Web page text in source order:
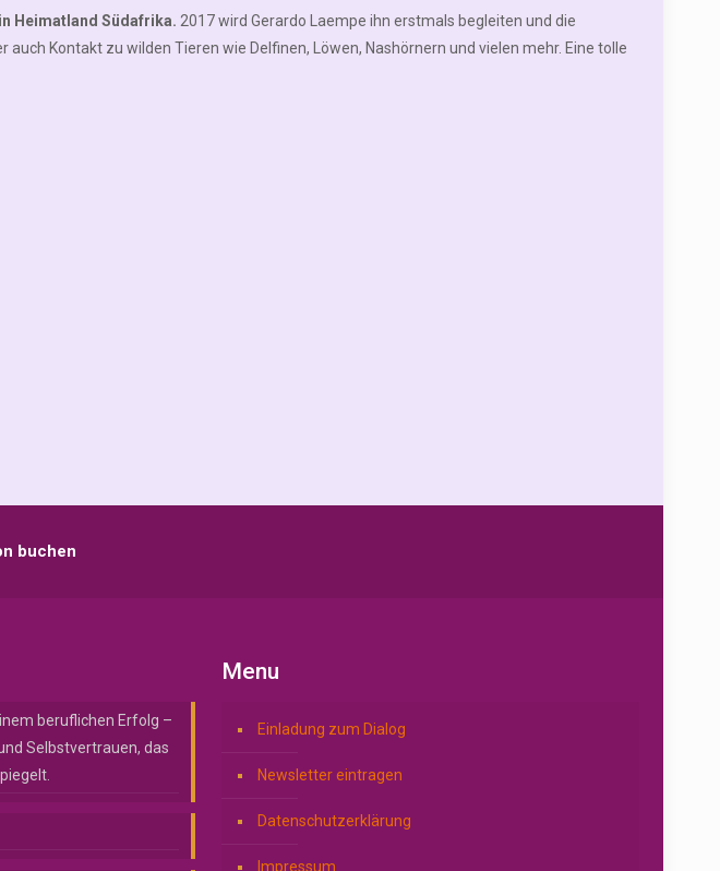
Heimatland Südafrika. 2017 wird Gerardo Laempe ihn erstmals begleiten und die
Kontakt zu wilden Tieren wie Delfinen, Löwen, Nashörnern und vielen mehr. Eine tolle
buchen
beruflichen Erfolg –
Selbstvertrauen, das
Menu
Einladung zum Dialog
Newsletter eintragen
Datenschutzerklärung
Impressum